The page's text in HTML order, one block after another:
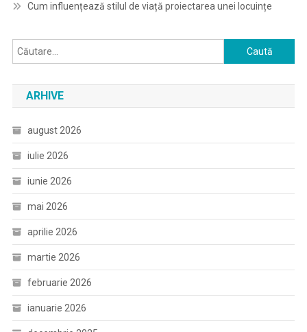
Cum influențează stilul de viață proiectarea unei locuințe
Caută
după:
ARHIVE
august 2026
iulie 2026
iunie 2026
mai 2026
aprilie 2026
martie 2026
februarie 2026
ianuarie 2026